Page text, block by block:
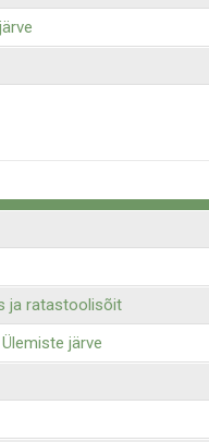
ja ratastoolisõit
järve